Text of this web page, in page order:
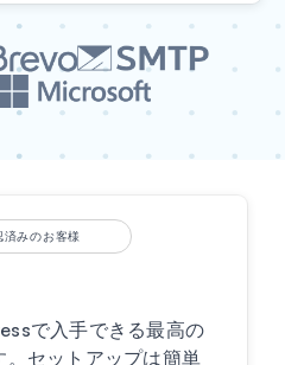
済みのお客様
で入手できる最高の
。セットアップは簡単